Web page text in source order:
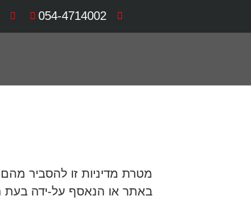
054-4714002
מטרת מדיניות זו להסביר
באתר או הנאסף על-ידה בעת